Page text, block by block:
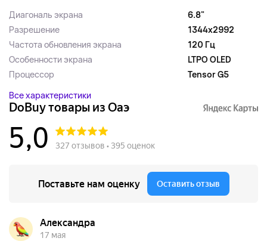
Диагональ экрана
6.8"
Разрешение
1344x2992
Частота обновления экрана
120 Гц
Особенности экрана
LTPO OLED
Процессор
Tensor G5
Все характеристики